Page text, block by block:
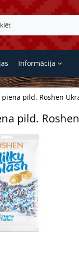
Informācija
piena pild. Roshen
pild.